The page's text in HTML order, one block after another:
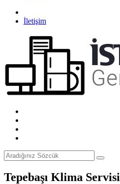
İletişim
Tepebaşı Klima Servisi